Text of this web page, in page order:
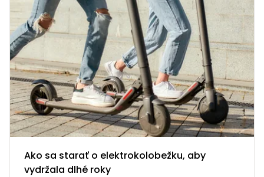
Ako sa starať o elektrokolobežku, aby
vydržala dlhé roky